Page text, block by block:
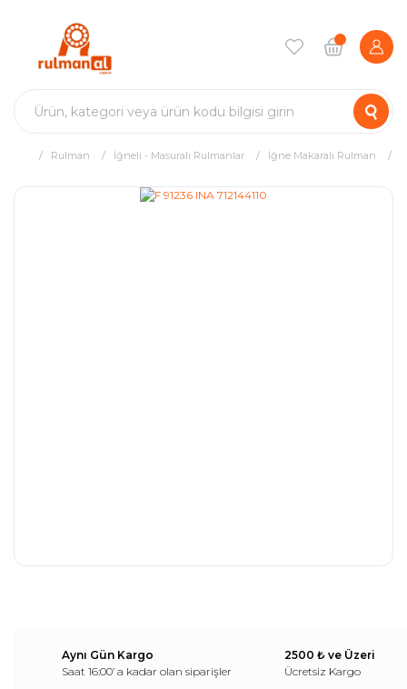
Rulman İğneli - Masuralı Rulmanlar İğne Makaralı Rulman
Aynı Gün Kargo
Saat 16:00’ a kadar olan siparişler
2500 ₺ ve Üzeri
Ücretsiz Kargo